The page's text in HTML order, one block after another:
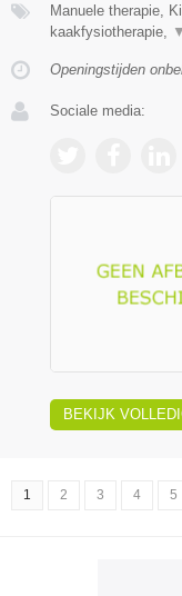
Manuele therapie,
kaakfysiotherapie, ▼
Openingstijden
Sociale media:
BEKIJK
1 2 3 4 5